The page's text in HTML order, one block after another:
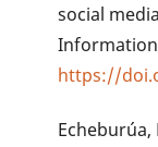
social
Information
https://
Echeburúa,